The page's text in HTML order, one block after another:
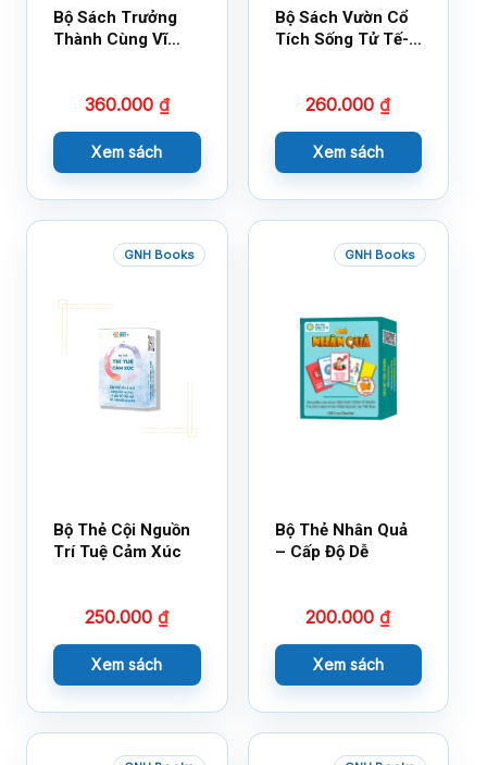
Bộ Sách Trưởng
Thành Cùng Vĩ
360.000 ₫
Xem sách
Bộ Sách Vườn Cổ
Tích Sống Tử Tế-
260.000₫
Xem sách
GNH Books
Bộ Thẻ Cội Nguồn
Trí Tuệ Cảm Xúc
250.000₫
Xem sách
GNH Books
Bộ Thẻ Nhân Quả
– Cấp Độ Dễ
200.000₫
Xem sách